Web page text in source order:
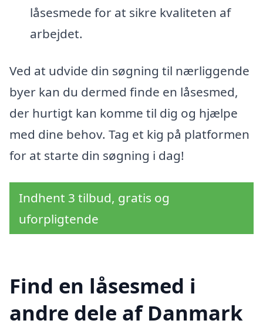
låsesmede for at sikre kvaliteten af
arbejdet.
Ved at udvide din søgning til nærliggende
byer kan du dermed finde en låsesmed,
der hurtigt kan komme til dig og hjælpe
med dine behov. Tag et kig på platformen
for at starte din søgning i dag!
Indhent 3 tilbud, gratis og
uforpligtende
Find en låsesmed i
andre dele af Danmark